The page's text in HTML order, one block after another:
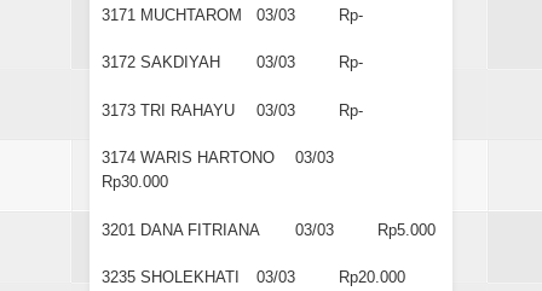
3171 MUCHTAROM 03/03 Rp-
3172 SAKDIYAH 03/03 Rp-
3173 TRI RAHAYU 03/03 Rp-
3174 WARIS HARTONO
03/03
Rp30.000
3201 DANA FITRIANA 03/03 Rp5.000
3235 SHOLEKHATI 03/03 Rp20.000